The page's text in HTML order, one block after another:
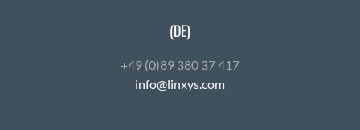
(DE)
+49 (0)89 380 37 417
info@linxys.com